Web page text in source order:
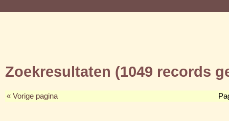
Zoekresultaten (1049 records
« Vorige pagina